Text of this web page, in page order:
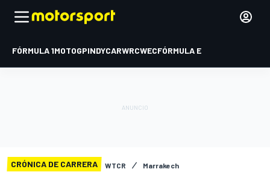
FÓRMULA 1MOTOGPINDYCARWRCWECFÓRMULA E
CRÓNICA DE CARRERA WTCR Marrakech